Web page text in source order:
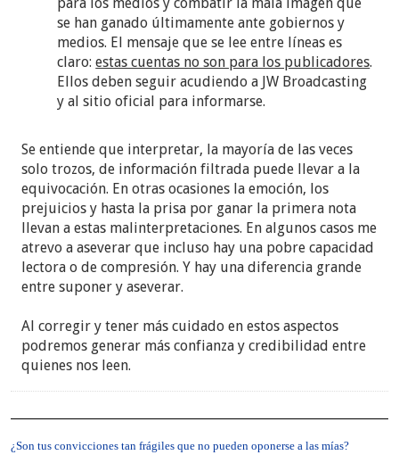
para los medios y combatir la mala imagen que
se han ganado últimamente ante gobiernos y
medios. El mensaje que se lee entre líneas es
claro:estas cuentas no son para los publicadores.
Ellos deben seguir acudiendo a JW Broadcasting
y al sitio oficial para informarse.
Se entiende que interpretar, la mayoría de las veces
solo trozos, de información filtrada puede llevar a la
equivocación. En otras ocasiones la emoción, los
prejuicios y hasta la prisa por ganar la primera nota
llevan a estas malinterpretaciones. En algunos casos me
atrevo a aseverar que incluso hay una pobre capacidad
lectora o de compresión. Y hay una diferencia grande
entre suponer y aseverar.
Al corregir y tener más cuidado en estos aspectos
podremos generar más confianza y credibilidad entre
quienes nos leen.
¿Son tus convicciones tan frágiles que no pueden oponerse a las mías?